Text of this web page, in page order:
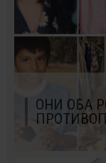
ОНИ ОБА